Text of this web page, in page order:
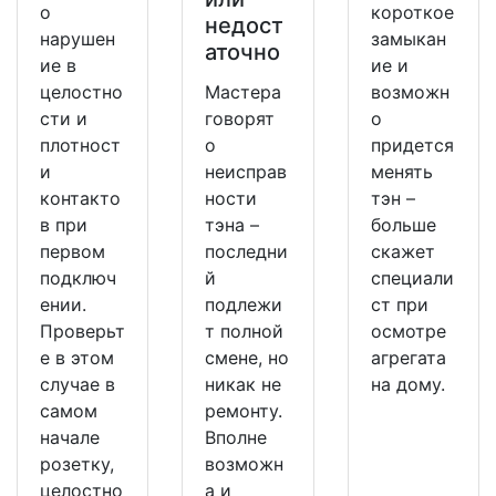
о
нарушен
ие в
целостно
сти и
плотност
и
контакто
в при
первом
подключ
ении.
Проверьт
е в этом
случае в
самом
начале
розетку,
целостно
недост
аточно
Мастера
говорят
о
неисправ
ности
тэна –
последни
й
подлежи
т полной
смене, но
никак не
ремонту.
Вполне
возможн
а и
короткое
замыкан
ие и
возможн
о
придется
менять
тэн –
больше
скажет
специали
ст при
осмотре
агрегата
на дому.